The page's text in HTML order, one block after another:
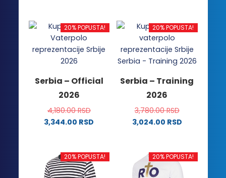
ima
više
varijanti.
Opcije
biti
izabrane
na
stranici
ima
više
varijanti.
Opcije
biti
izabrane
na
stranici
20% POPUSTA!
Serbia – Official
2026
4,180.00RSD
3,344.00 RSD
ima
više
20% POPUSTA!
Serbia – Training
2026
3,780.00RSD
3,024.00 RSD
ima
više
20% POPUSTA! 20% POPUSTA!